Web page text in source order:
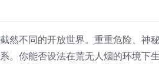
不同的开放世界。重重危险、神
。你能否设法在荒无人烟的环境下